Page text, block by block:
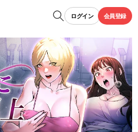
ログイン 会員登録